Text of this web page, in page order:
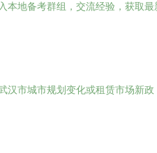
地备考群组，交流经验，获取最
市城市规划变化或租赁市场新